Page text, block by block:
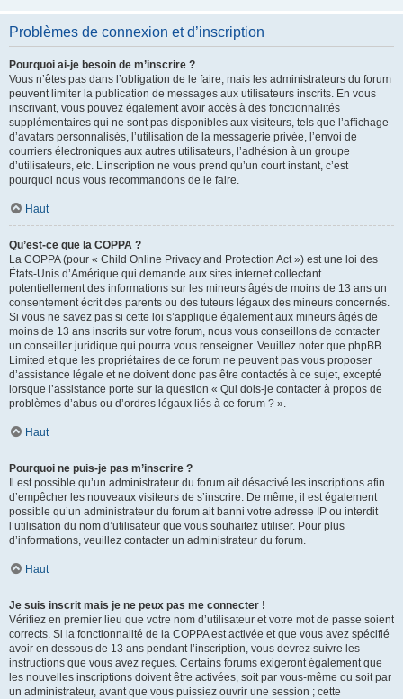
Problèmes de connexion et d’inscription
Pourquoi ai-je besoin de m’inscrire ?
Vous n’êtes pas dans l’obligation de le faire, mais les administrateurs du forum
peuvent limiter la publication de messages aux utilisateurs inscrits. En vous
inscrivant, vous pouvez également avoir accès à des fonctionnalités
supplémentaires qui ne sont pas disponibles aux visiteurs, tels que l’affichage
d’avatars personnalisés, l’utilisation de la messagerie privée, l’envoi de
courriers électroniques aux autres utilisateurs, l’adhésion à un groupe
d’utilisateurs, etc. L’inscription ne vous prend qu’un court instant, c’est
pourquoi nous vous recommandons de le faire.
Haut
Qu’est-ce que la COPPA ?
La COPPA (pour « Child Online Privacy and Protection Act ») est une loi des
États-Unis d’Amérique qui demande aux sites internet collectant
potentiellement des informations sur les mineurs âgés de moins de 13 ans un
consentement écrit des parents ou des tuteurs légaux des mineurs concernés.
Si vous ne savez pas si cette loi s’applique également aux mineurs âgés de
moins de 13 ans inscrits sur votre forum, nous vous conseillons de contacter
un conseiller juridique qui pourra vous renseigner. Veuillez noter que phpBB
Limited et que les propriétaires de ce forum ne peuvent pas vous proposer
d’assistance légale et ne doivent donc pas être contactés à ce sujet, excepté
lorsque l’assistance porte sur la question « Qui dois-je contacter à propos de
problèmes d’abus ou d’ordres légaux liés à ce forum ? ».
Haut
Pourquoi ne puis-je pas m’inscrire ?
Il est possible qu’un administrateur du forum ait désactivé les inscriptions afin
d’empêcher les nouveaux visiteurs de s’inscrire. De même, il est également
possible qu’un administrateur du forum ait banni votre adresse IP ou interdit
l’utilisation du nom d’utilisateur que vous souhaitez utiliser. Pour plus
d’informations, veuillez contacter un administrateur du forum.
Haut
Je suis inscrit mais je ne peux pas me connecter !
Vérifiez en premier lieu que votre nom d’utilisateur et votre mot de passe soient
corrects. Si la fonctionnalité de la COPPA est activée et que vous avez spécifié
avoir en dessous de 13 ans pendant l’inscription, vous devrez suivre les
instructions que vous avez reçues. Certains forums exigeront également que
les nouvelles inscriptions doivent être activées, soit par vous-même ou soit par
un administrateur, avant que vous puissiez ouvrir une session ; cette